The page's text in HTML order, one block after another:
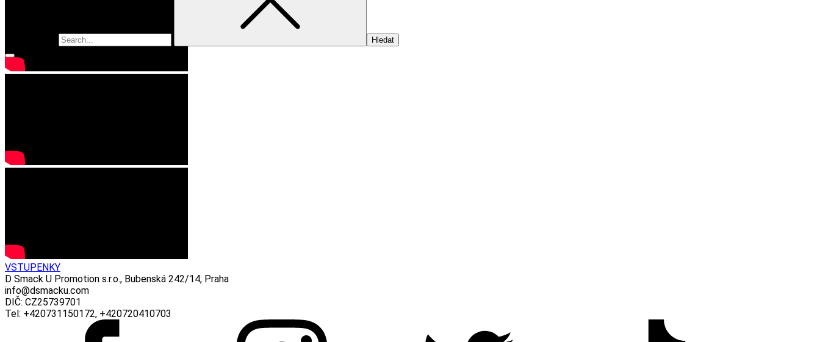
VSTUPENKY
D Smack U Promotion s.r.o., Bubenská 242/14, Praha
info@dsmacku.com
DIČ: CZ25739701
Tel: +420731150172, +420720410703